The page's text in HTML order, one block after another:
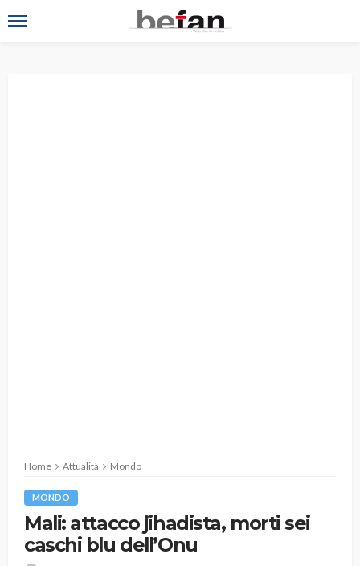
Home Attualità Mondo
MONDO
Mali: attacco jihadista, morti sei
caschi blu dell’Onu